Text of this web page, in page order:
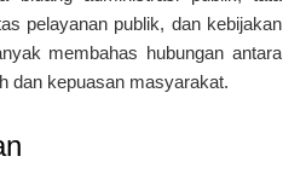
pelayanan publik, dan kebijakan
membahas hubungan antara
dan kepuasan masyarakat.